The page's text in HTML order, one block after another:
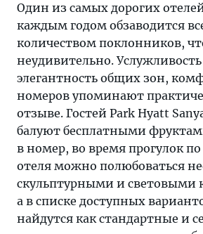
Один из самых дорогих
каждым годом обзаводится
количеством поклонников,
неудивительно. Услужливость
элегантность общих зон,
номеров упоминают
отзыве. Гостей Park Hyatt
балуют бесплатными
в номер, во время прогулок
отеля можно полюбоваться
скульптурными и световыми
а в списке доступных
найдутся как стандартные и